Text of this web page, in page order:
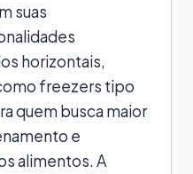
suas
horizontais,
freezers tipo
quem busca maior
e
alimentos. A